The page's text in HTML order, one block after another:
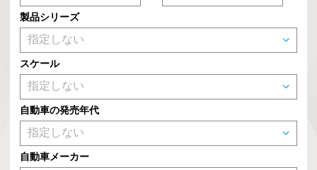
製品シリーズ
スケール
自動車の発売年代
自動車メーカー